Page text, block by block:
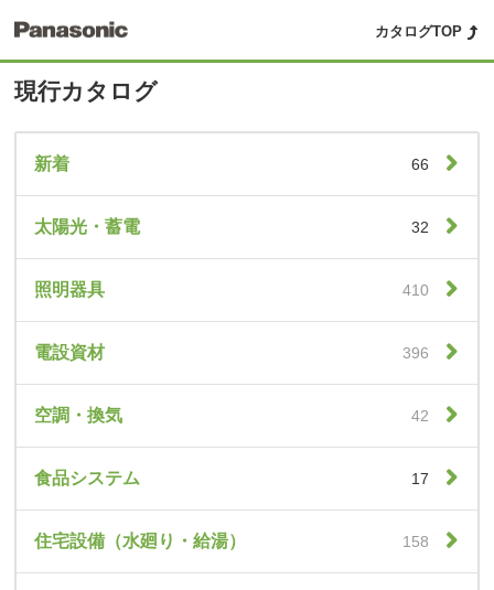
カタログTOP
現行カタログ
新着 66
太陽光・蓄電 32
照明器具 410
電設資材 396
空調・換気 42
食品システム 17
住宅設備（水廻り・給湯） 158